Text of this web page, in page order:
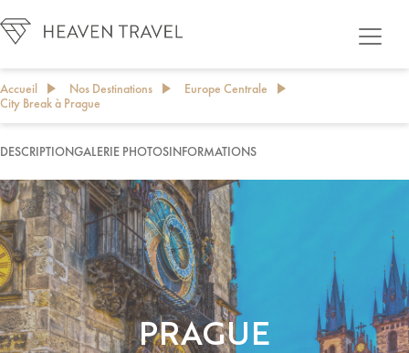
Accueil Nos Destinations
Europe Centrale
City Break à Prague
DESCRIPTIONGALERIE PHOTOSINFORMATIONS
PERSONNALISER MON PROJET DE VOYAGE
PRAGUE